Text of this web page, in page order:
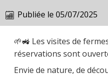
Publiée le 05/07/2025
🌱🚜 Les visites de
réservations sont
Envie de nature, de